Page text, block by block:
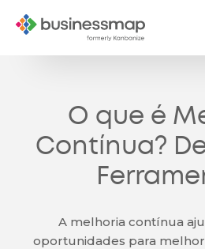
O que é
Contínua?
A melhoria contínua
oportunidades para